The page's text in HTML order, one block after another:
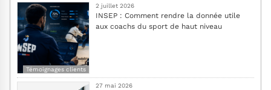
Témoignages clients
2 juillet 2026
INSEP : Comment rendre la donnée utile
aux coachs du sport de haut niveau
27 mai 2026